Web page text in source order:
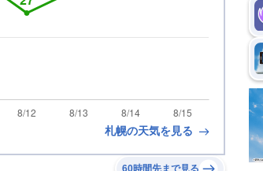
札幌の天気を見る
60時間先まで見る